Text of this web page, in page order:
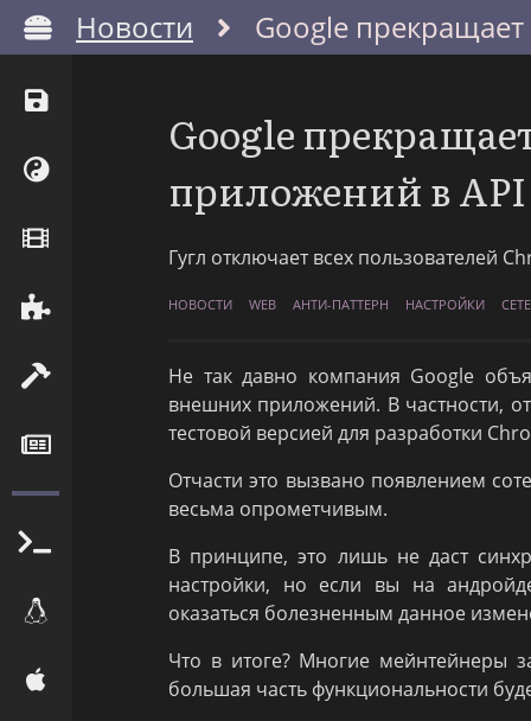
Новости Google
Google
приложений в
Гугл отключает всех пользователей
НОВОСТИ WEB АНТИ-ПАТТЕРН НАСТРОЙКИ
Не так давно компания Google
внешних приложений. В частности,
тестовой версией для разработки
Отчасти это вызвано появлением
весьма опрометчивым.
В принципе, это лишь не даст
настройки, но если вы на
оказаться болезненным данное
Что в итоге? Многие мейнтейнеры
большая часть функциональности